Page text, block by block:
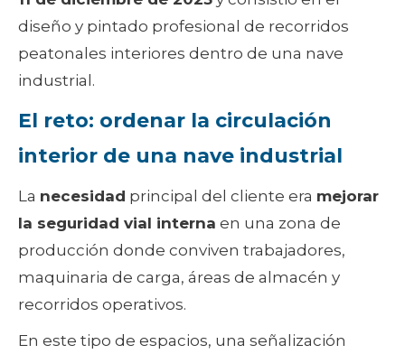
diseño y pintado profesional de recorridos
peatonales interiores dentro de una nave
industrial.
El reto: ordenar la circulación
interior de una nave industrial
La necesidad principal del cliente era mejorar
la seguridad vial interna en una zona de
producción donde conviven trabajadores,
maquinaria de carga, áreas de almacén y
recorridos operativos.
En este tipo de espacios, una señalización